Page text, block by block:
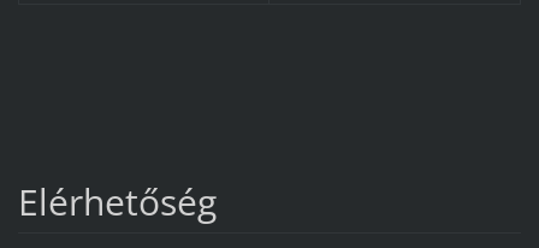
Elérhetőség